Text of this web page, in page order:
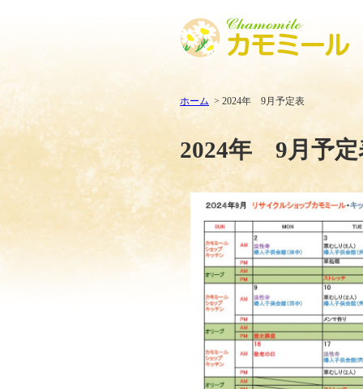
ホーム 2024年 9月予定表
2024年 9月予定